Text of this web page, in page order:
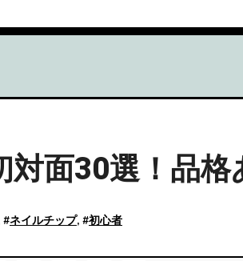
面30選！品
#ネイルチップ, #初心者